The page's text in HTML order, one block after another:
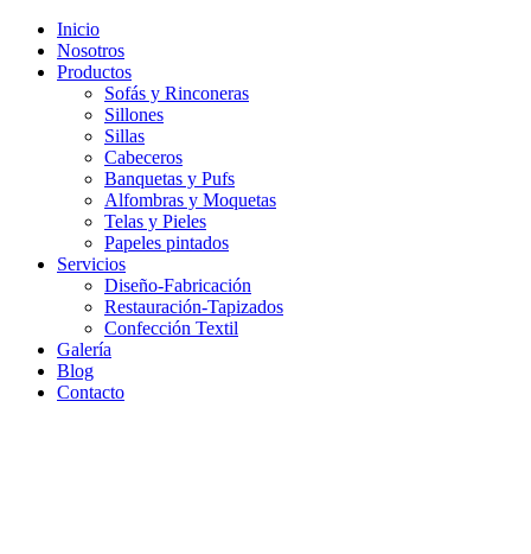
Inicio
Nosotros
Productos
Sofás y Rinconeras
Sillones
Sillas
Cabeceros
Banquetas y Pufs
Alfombras y Moquetas
Telas y Pieles
Papeles pintados
Servicios
Diseño-Fabricación
Restauración-Tapizados
Confección Textil
Galería
Blog
Contacto